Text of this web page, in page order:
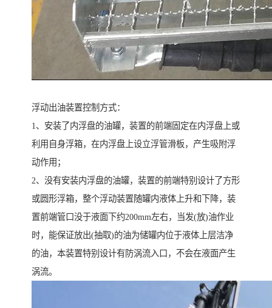
浮动出油装置控制方式：
1、安装了内浮盘的油罐，装置的前端固定在内浮盘上或
利用自身浮箱，在内浮盘上设立浮管滑板，产生吸附浮
动作用；
2、没有安装内浮盘的油罐，装置的前端特别设计了方形
或圆形浮箱，整个浮动装置随罐内液体上升和下降，装
置前端管口没于液面下约200mm左右，当发(放)油作业
时，能保证放出(抽取)的油为储罐内位于液体上层洁净
的油，本装置特别设计有防涡流入口，不会在液面产生
涡流。